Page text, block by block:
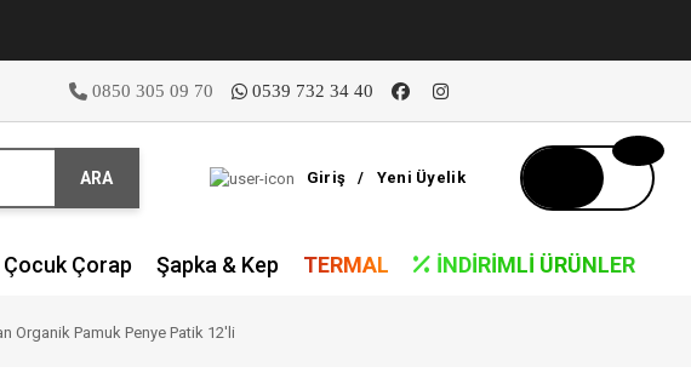
0850 305 09 70 0539 732 34 40
ARA Giriş / Yeni Üyelik
Çocuk Çorap Şapka & Kep TERMAL İNDIRIMLI ÜRÜNLER
Organik Pamuk Penye Patik 12'li